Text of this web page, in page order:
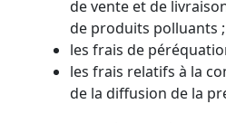
de vente et de
de produits polluants ;
les frais de
les frais relatifs à la
de la diffusion de la